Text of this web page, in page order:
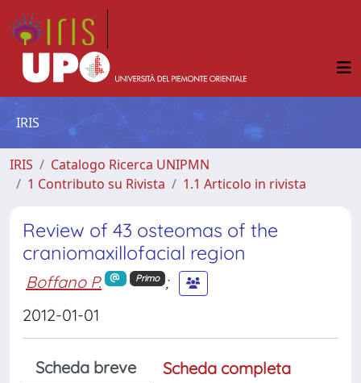
IRIS
IRIS
Catalogo Ricerca UNIPMN
1 Contributo su Rivista
1.1 Articolo in rivista
Review of 43 osteomas of the
craniomaxillofacial region
Boffano P. Primo
;
2012-01-01
Scheda breve
Scheda completa